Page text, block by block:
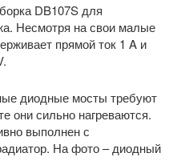
DB107S для
Несмотря на свои малые
прямой ток 1 A и
диодные мосты требуют
они сильно нагреваются.
выполнен с
На фото – диодный